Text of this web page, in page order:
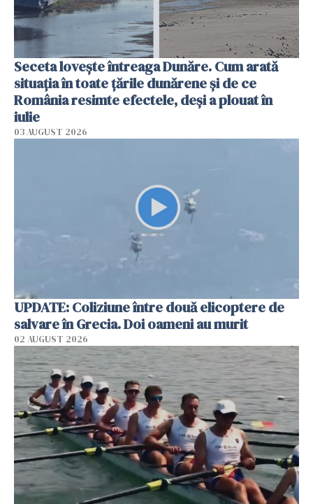
Seceta lovește întreaga Dunăre. Cum arată
situația în toate țările dunărene și de ce
România resimte efectele, deși a plouat în
iulie
03 AUGUST 2026
UPDATE: Coliziune între două elicoptere de
salvare în Grecia. Doi oameni au murit
02 AUGUST 2026